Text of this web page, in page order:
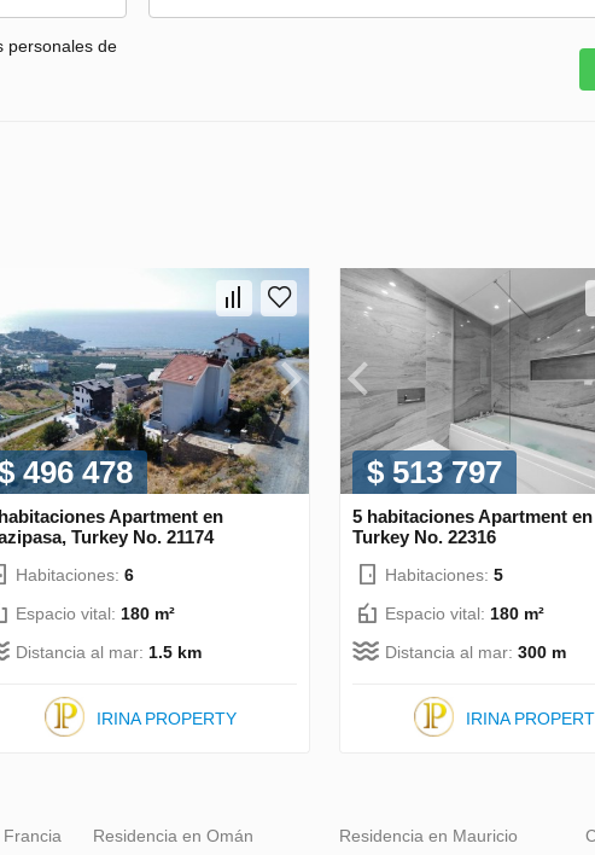
personales de
496 478
Apartment en
Turkey No. 21174
Habitaciones: 6
Espacio vital: 180 m²
Distancia al mar: 1.5 km
IRINA PROPERTY
$ 513 797
5 habitaciones Apartment
Turkey No. 22316
Habitaciones: 5
Espacio vital: 180 m²
Distancia al mar: 300 m
IRINA
Residencia en Omán
Residencia en Mauricio